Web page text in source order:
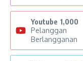
Youtube 1,000
Pelanggan
Berlangganan